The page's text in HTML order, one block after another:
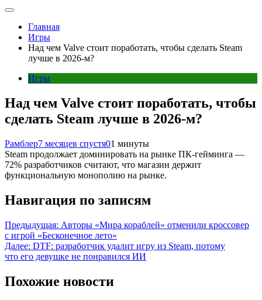
Главная
Игры
Над чем Valve стоит поработать, чтобы сделать Steam
лучше в 2026-м?
Игры
Над чем Valve стоит поработать, чтобы
сделать Steam лучше в 2026-м?
Рамблер7 месяцев спустя01 минуты
Steam продолжает доминировать на рынке ПК-гейминга —
72% разработчиков считают, что магазин держит
функциональную монополию на рынке.
Навигация по записям
Предыдущая: Авторы «Мира кораблей» отменили кроссовер
с игрой «Бесконечное лето»
Далее: DTF: разработчик удалит игру из Steam, потому
что его девушке не понравился ИИ
Похожие новости